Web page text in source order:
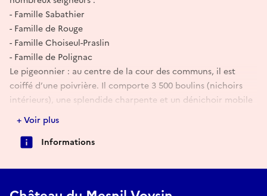
- Famille Sabathier
- Famille de Rouge
- Famille Choiseul-Praslin
- Famille de Polignac
Le pigeonnier : au centre de la cour des communs, il est
coiffé d’une poivrière. Il comporte 3 500 boulins (nichoirs
intérieurs), une splendide charpente et un dénichoir mobile
d’époque. Les déjections des pigeons étaient recueillies
comme engrais pour le potager.
Le parc, au XVIIe et XVIIIe, a été dessiné par Le Notre. Il
ceinturé par un mur de pierres du pays.
+ Voir plus
Informations